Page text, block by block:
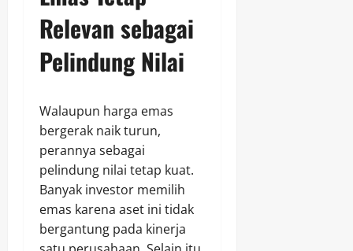
Relevan sebagai
Pelindung Nilai
Walaupun harga emas
bergerak naik turun,
perannya sebagai
pelindung nilai tetap kuat.
Banyak investor memilih
emas karena aset ini tidak
bergantung pada kinerja